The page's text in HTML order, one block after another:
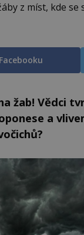
z míst, kde
žab! Vědci
a